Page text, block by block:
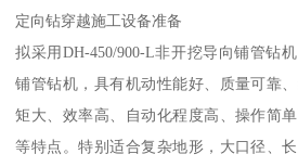
定向钻穿越施工设备准备
拟采用DH-450/900-L非开挖导向铺管钻
铺管钻机，具有机动性能好、质量可靠
矩大、效率高、自动化程度高、操作简
等特点。特别适合复杂地形，大口径、